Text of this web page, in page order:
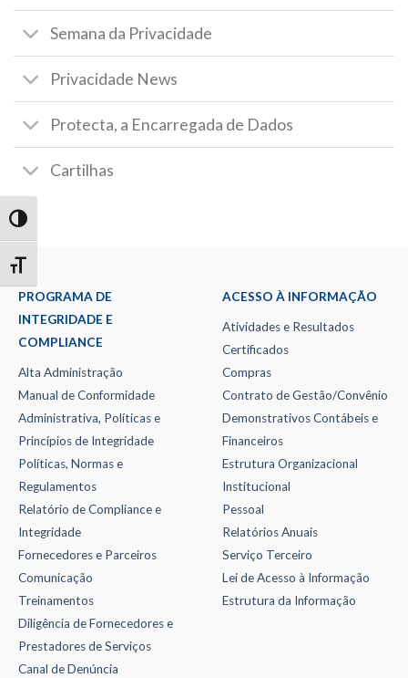
TOGGLE HIGH CONTRAST
TOGGLE FONT SIZE
Semana da Privacidade
Privacidade News
Protecta, a Encarregada de Dados
Cartilhas
PROGRAMA DE
INTEGRIDADE E
COMPLIANCE
Alta Administração
Manual de Conformidade
Administrativa, Políticas e
Princípios de Integridade
Políticas, Normas e
Regulamentos
Relatório de Compliance e
Integridade
Fornecedores e Parceiros
Comunicação
Treinamentos
Diligência de Fornecedores e
Prestadores de Serviços
Canal de Denúncia
ACESSO À INFORMAÇÃO
Atividades e Resultados
Certificados
Compras
Contrato de Gestão/Convênio
Demonstrativos Contábeis e
Financeiros
Estrutura Organizacional
Institucional
Pessoal
Relatórios Anuais
Serviço Terceiro
Lei de Acesso à Informação
Estrutura da Informação